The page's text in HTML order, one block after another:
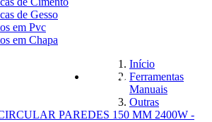
de Gesso
em Pvc
em Chapa
MARCAS
Início
Ferramentas
Manuais
Outras
PAREDES 150 MM 2400W -